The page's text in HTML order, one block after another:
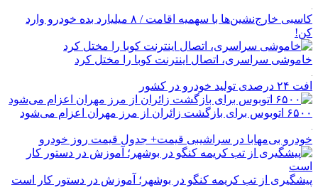
کاسبی خارج‌نشین‌ها با سهمیه اقامت / ۸ میلیارد بده خودرو وارد
کن!
خاموشی سراسری، اتصال اینترنت کوبا را مختل کرد
افت ۲۴ درصدی تولید خودرو در کشور
۶۵۰۰ اتوبوس برای بازگشت زائران از مرز مهران اعزام می‌شود
خودرو بی‌مهابا در سراشیبی قیمت+ جدول قیمت روز خودرو
پیشگیری از تب کریمه کنگو در بوشهر؛ آموزش در دستور کار است